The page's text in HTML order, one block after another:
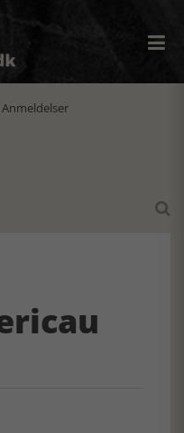
Anmeldelser
